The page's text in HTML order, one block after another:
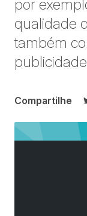
por
qualidade
também
Compartilhe